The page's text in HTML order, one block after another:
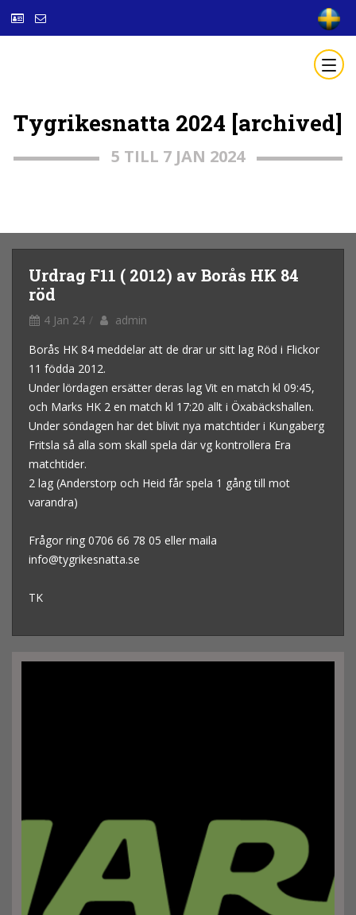
Tygrikesnatta 2024 [archived]
5 TILL 7 JAN 2024
Urdrag F11 ( 2012) av Borås HK 84
röd
4 Jan 24
admin
Borås HK 84 meddelar att de drar ur sitt lag Röd i Flickor
11 födda 2012.
Under lördagen ersätter deras lag Vit en match kl 09:45,
och Marks HK 2 en match kl 17:20 allt i Öxabäckshallen.
Under söndagen har det blivit nya matchtider i Kungaberg
Fritsla så alla som skall spela där vg kontrollera Era
matchtider.
2 lag (Anderstorp och Heid får spela 1 gång till mot
varandra)
Frågor ring 0706 66 78 05 eller maila
info@tygrikesnatta.se
TK